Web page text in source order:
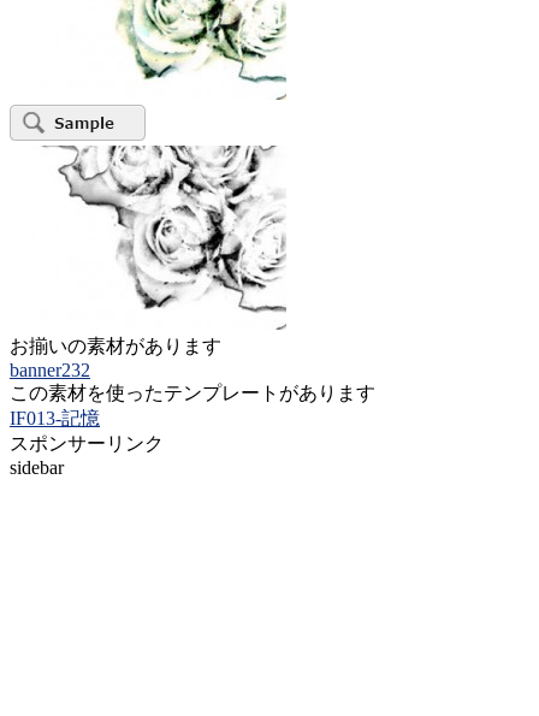
お揃いの素材があります
banner232
この素材を使ったテンプレートがあります
IF013-記憶
スポンサーリンク
sidebar